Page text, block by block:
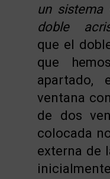
un sistema
doble
que el
que
apartado,
ventana
de dos
colocada
externa de